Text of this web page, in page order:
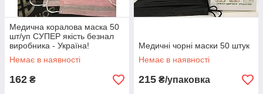
Медична коралова маска 50
шт/уп СУПЕР якість безнал
виробника - Україна!
Немає в наявності
162 ₴
Медичні чорні маски 50 штук
Немає в наявності
215 ₴/упаковка